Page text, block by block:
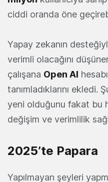
ciddi oranda öne
Yapay zekanın
verimli olacağını
çalışana Open AI
tanımladıklarını ekledi.
yeni olduğunu fakat bu
değişim ve verimlilik
2025’te Papara
Yapılmayan şeyleri